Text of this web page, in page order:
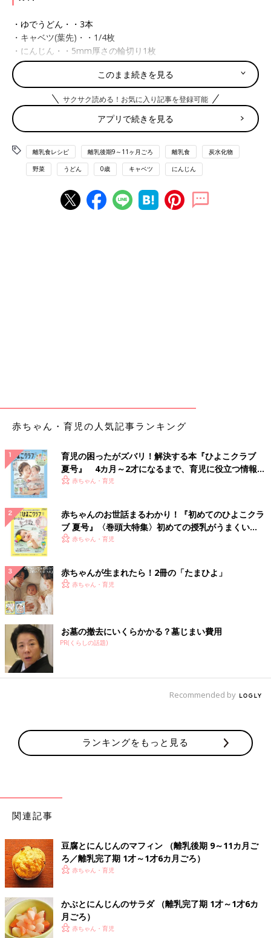
・ゆでうどん・・3本
・キャベツ(葉先)・・1/4枚
・にんじん・・5mm厚さの輪切り1枚
(1)ゆでうどん3本はゆでて水で洗い、1cm長さに切る。
(2)キャベツ(葉先)1/4枚とにんじん5ｍｍ厚さの輪切り1枚は、ゆ
でて1cm長さのせん切りにする。
(3)小鍋に(1)、(2)、だし汁1/3カップを入れて煮る。
■参考：『すぐわかる! 離乳食』（ベネッセコーポレーション
離乳食後期 9～11ヶ月[かみかみ期] 進め方、食材別レシピ、離乳
食動画 きほんの離乳食
国風スープ
パプリカとなすのみそミルク炒め 作り
方・レシピ 離乳食後期9～11ヶ月ごろ
9～11ヶ月ごろから使える、野菜や果物などビ
のみそミルク炒め
りんごとレーズン入りきんとん 作り
9～11ヶ月ごろから使える、野菜や果物などビ
タミン類を含む食材を使った、体の調子を整え
るビタミンのレシピをご紹介。りんごとレーズ
いも×いもフライ 作り方・レシピ 離乳
食後期9～11ヶ月ごろ
トマトソースのスパゲティ 作り方・レ
シピ 離乳食後期9～11ヶ月ごろ
9～11ヶ月ごろから使える、米、めん、パンな
になる炭水化物のレシピをご紹介。トマトソー
スのスパゲティ
ブロッコリーとトマトのチキンピラフ
このまま続きを見る
サクサク読める！お気に入り記事を登録可能
アプリで続きを見る
離乳食レシピ 離乳後期9～11ヶ月ごろ 離乳食 炭水化物
野菜 うどん 0歳 キャベツ にんじん
赤ちゃん・育児の人気記事ランキング
育児の困ったがズバリ！解決する本『ひよこクラブ
夏号』 4カ月～2才になるまで、育児に役立つ情報が
いっぱい！
赤ちゃん・育児
赤ちゃんのお世話まるわかり！『初めてのひよこクラ
ブ 夏号』〈巻頭大特集〉初めての授乳がうまくい
く！ おっぱい・ミルクの基本と夏のトラブル 解決テ
赤ちゃん・育児
赤ちゃんが生まれたら！2冊の「たまひよ」
赤ちゃん・育児
お墓の撤去にいくらかかる？墓じまい費用
PR(くらしの話題)
Recommended by
ランキングをもっと見る
関連記事
豆腐とにんじんのマフィン （離乳後期 9～11カ月ご
ろ／離乳完了期 1才～1才6カ月ごろ）
赤ちゃん・育児
かぶとにんじんのサラダ （離乳完了期 1才～1才6カ
月ごろ）
赤ちゃん・育児